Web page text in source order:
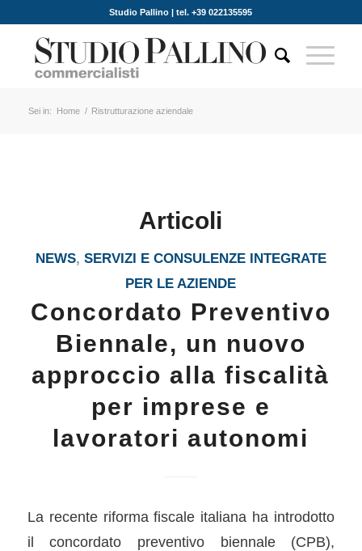
Studio Pallino | tel. +39 022135595
Sei in: Home / Ristrutturazione aziendale
Articoli
NEWS, SERVIZI E CONSULENZE INTEGRATE
PER LE AZIENDE
Concordato Preventivo
Biennale, un nuovo
approccio alla fiscalità
per imprese e
lavoratori autonomi
La recente riforma fiscale italiana ha introdotto
il concordato preventivo biennale (CPB),